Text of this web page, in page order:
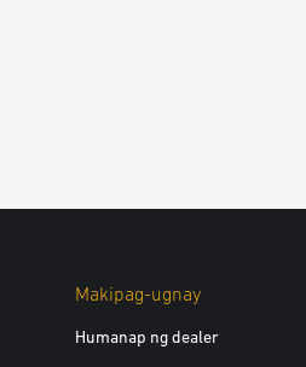
Makipag-ugnay
Humanap ng dealer